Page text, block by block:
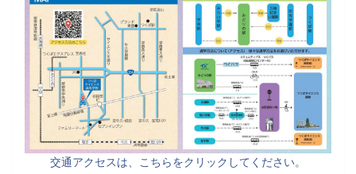
交通アクセスは、こちらをクリックしてください。